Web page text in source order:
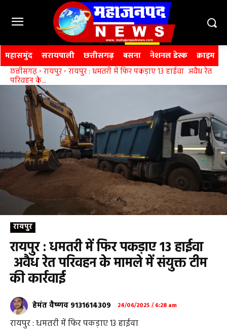
महासमुंद सरायपाली छत्तीसगढ़ बसना नेशनल डेस्क क्राइम
छत्तीसगढ़ रायपुर रायपुर : धमतरी में फिर पकड़ाए 13 हाईवा अवैध रेत
परिवहन के...
रायपुर
रायपुर : धमतरी में फिर पकड़ाए 13 हाईवा
अवैध रेत परिवहन के मामले में संयुक्त टीम
की कार्रवाई
हेमंत वैष्णव 9131614309 24/06/2025 / 6:28 am
रायपुर : धमतरी में फिर पकड़ाए 13 हाईवा